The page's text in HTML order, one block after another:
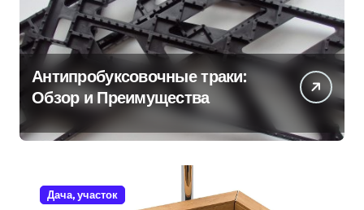
Антипробуксовочные траки:
Обзор и Преимущества
Дача, участок